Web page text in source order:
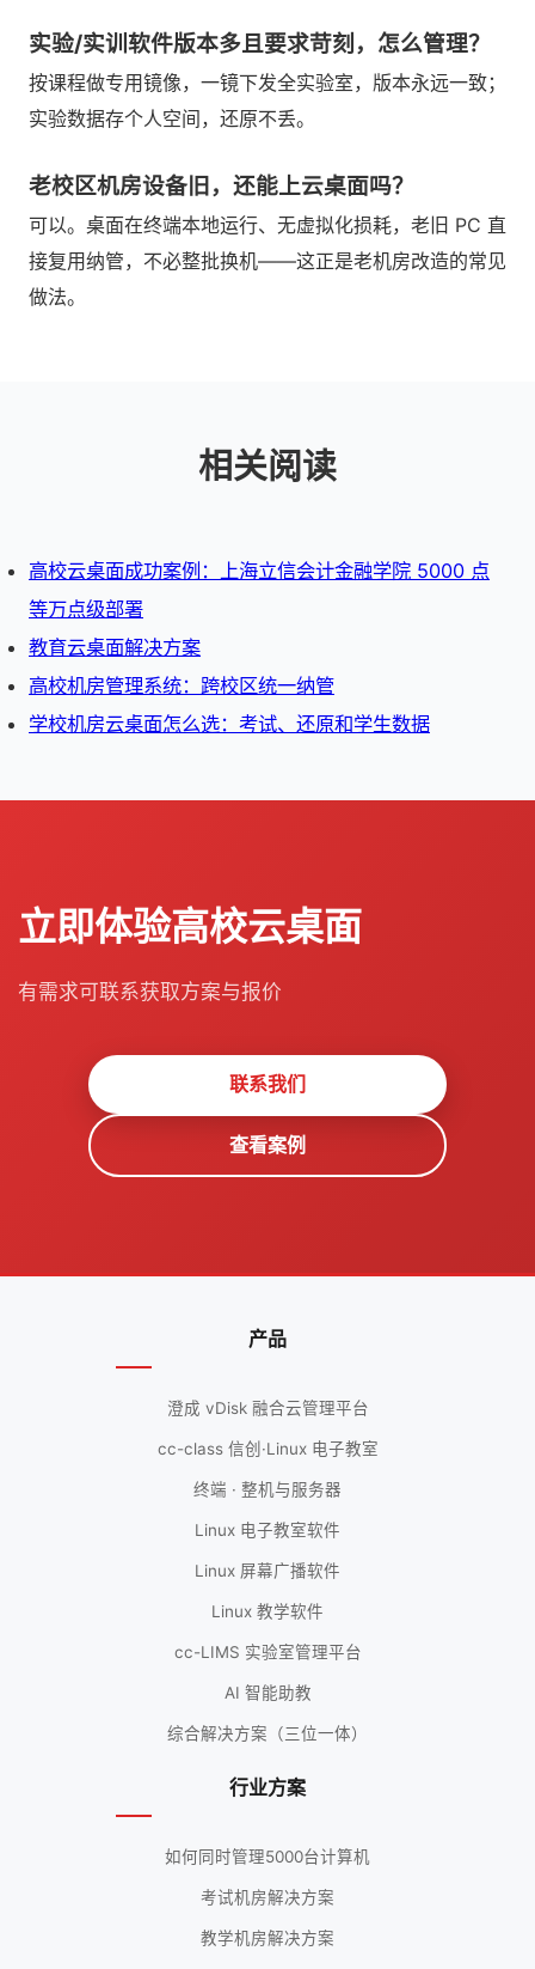
实验/实训软件版本多且要求苛刻，怎么管理？
按课程做专用镜像，一镜下发全实验室，版本永远一致；
实验数据存个人空间，还原不丢。
老校区机房设备旧，还能上云桌面吗？
可以。桌面在终端本地运行、无虚拟化损耗，老旧 PC 直
接复用纳管，不必整批换机——这正是老机房改造的常见
做法。
相关阅读
高校云桌面成功案例：上海立信会计金融学院 5000 点
等万点级部署
教育云桌面解决方案
高校机房管理系统：跨校区统一纳管
学校机房云桌面怎么选：考试、还原和学生数据
立即体验高校云桌面
有需求可联系获取方案与报价
联系我们
查看案例
产品
澄成 vDisk 融合云管理平台
cc-class 信创·Linux 电子教室
终端 · 整机与服务器
Linux 电子教室软件
Linux 屏幕广播软件
Linux 教学软件
cc-LIMS 实验室管理平台
AI 智能助教
综合解决方案（三位一体）
行业方案
如何同时管理5000台计算机
考试机房解决方案
教学机房解决方案